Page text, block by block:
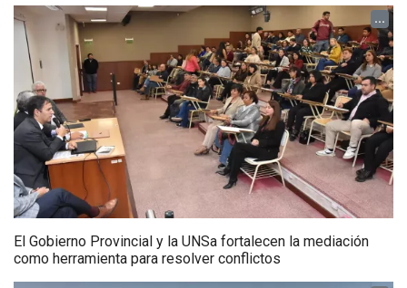
...
El Gobierno Provincial y la UNSa fortalecen la mediación
como herramienta para resolver conflictos